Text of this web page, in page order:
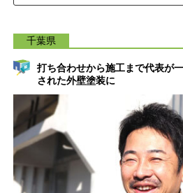
千葉県
打ち合わせから施工まで代表が
された外壁塗装に